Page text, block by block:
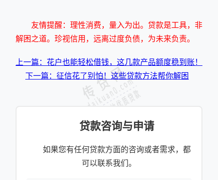
友情提醒：理性消费，量入为出。贷款是工具，非
解困之道。珍视信用，远离过度负债，为未来负责。
上一篇：花户也能轻松借钱，这几款产品额度稳到账！
下一篇：征信花了别怕！这些贷款方法帮你解困
贷款咨询与申请
如果您有任何贷款方面的咨询或者需求，都
可以联系我们。